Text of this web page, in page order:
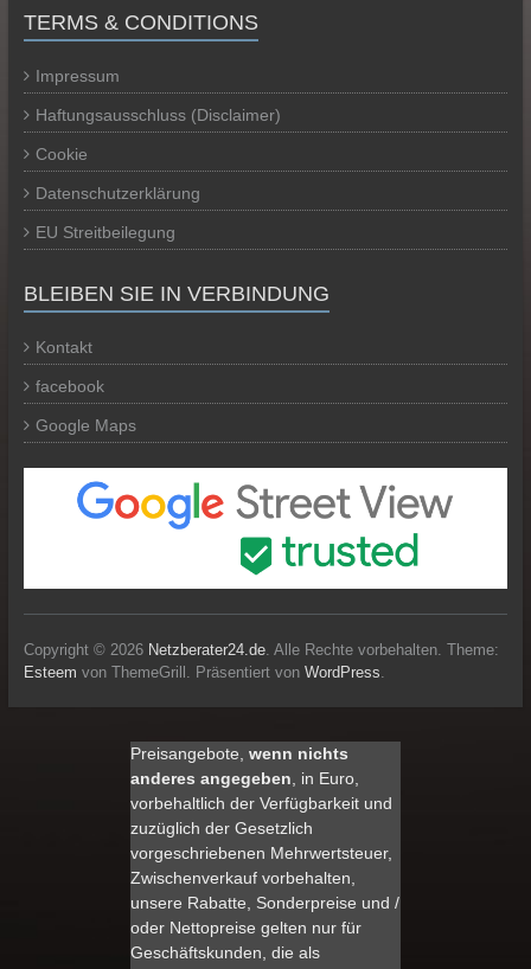
TERMS & CONDITIONS
Impressum
Haftungsausschluss (Disclaimer)
Cookie
Datenschutzerklärung
EU Streitbeilegung
BLEIBEN SIE IN VERBINDUNG
Kontakt
facebook
Google Maps
Copyright © 2026 Netzberater24.de. Alle Rechte vorbehalten. Theme:
Esteem von ThemeGrill. Präsentiert von WordPress.
Preisangebote, wenn nichts
anderes angegeben , in Euro,
vorbehaltlich der Verfügbarkeit und
zuzüglich der Gesetzlich
vorgeschriebenen Mehrwertsteuer,
Zwischenverkauf vorbehalten,
unsere Rabatte, Sonderpreise und /
oder Nettopreise gelten nur für
Geschäftskunden, die als